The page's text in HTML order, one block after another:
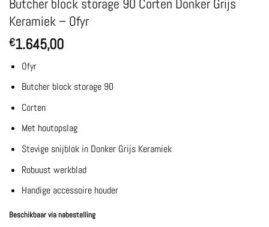
Butcher block storage 90 Corten Donker Grijs
Keramiek – Ofyr
€1.645,00
Ofyr
Butcher block storage 90
Corten
Met houtopslag
Stevige snijblok in Donker Grijs Keramiek
Robuust werkblad
Handige accessoire houder
Beschikbaar via nabestelling